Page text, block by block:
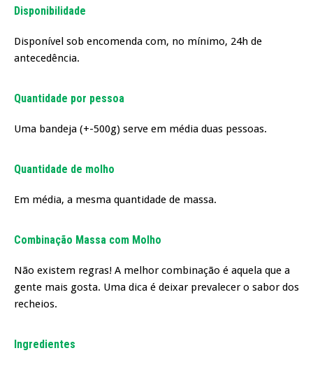
Disponibilidade
Disponível sob encomenda com, no mínimo, 24h de
antecedência.
Quantidade por pessoa
Uma bandeja (+-500g) serve em média duas pessoas.
Quantidade de molho
Em média, a mesma quantidade de massa.
Combinação Massa com Molho
Não existem regras! A melhor combinação é aquela que a
gente mais gosta. Uma dica é deixar prevalecer o sabor dos
recheios.
Ingredientes